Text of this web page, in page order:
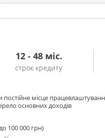
12 - 48 міс.
строк кредиту
постійне місце
основних доходів
100 000 грн)